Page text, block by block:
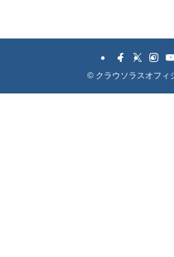
©クラウソラスオフィ